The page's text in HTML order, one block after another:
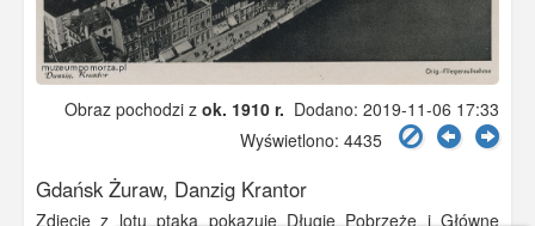
Obraz pochodzi z ok. 1910 r. Dodano: 2019-11-06 17:33
Wyświetlono: 4435
Gdańsk Żuraw, Danzig Krantor
Zdjęcie z lotu ptaka pokazuje Długie Pobrzeże i Główne